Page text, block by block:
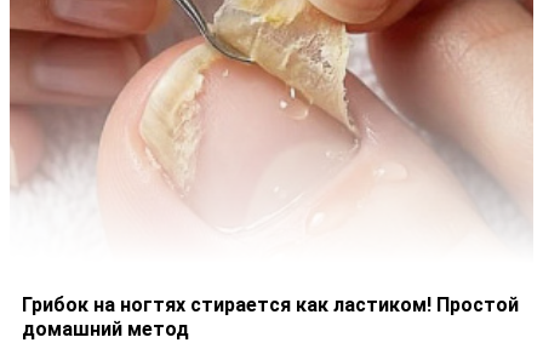
Грибок на ногтях стирается как ластиком! Простой
домашний метод